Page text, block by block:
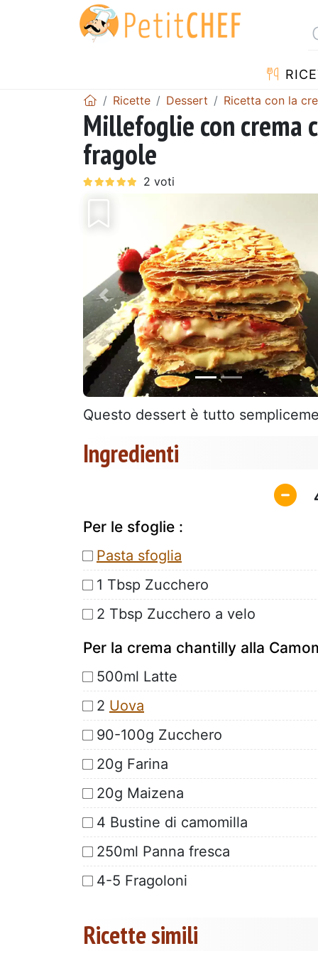
Ricette Dessert Ricetta con la
Millefoglie con crema
fragole
Precedente
Questo dessert è tutto
Ingredienti
Per le sfoglie :
Pasta sfoglia
1 Tbsp Zucchero
2 Tbsp Zucchero a velo
Per la crema chantilly alla
500ml Latte
2 Uova
90-100g Zucchero
20g Farina
20g Maizena
4 Bustine di camomilla
250ml Panna fresca
4-5 Fragoloni
Ricette simili